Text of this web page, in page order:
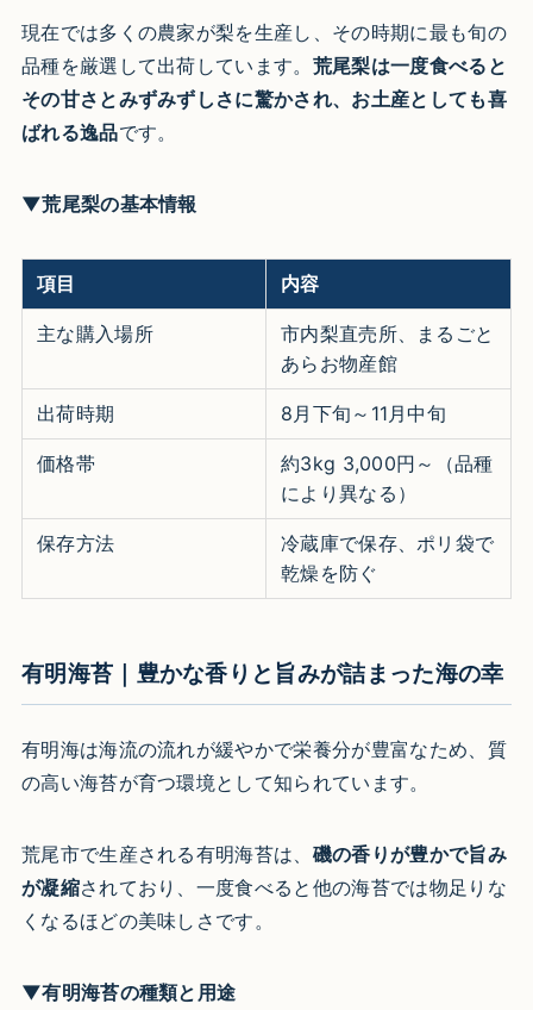
現在では多くの農家が梨を生産し、その時期に最も旬の
品種を厳選して出荷しています。 荒尾梨は一度食べると
その甘さとみずみずしさに驚かされ、お土産としても喜
ばれる逸品です。
▼荒尾梨の基本情報
項目 内容
主な購入場所
市内梨直売所、まるごと
あらお物産館
出荷時期 8月下旬～11月中旬
価格帯
約3kg 3,000円～（品種
により異なる）
保存方法
冷蔵庫で保存、ポリ袋で
乾燥を防ぐ
有明海苔｜豊かな香りと旨みが詰まった海の幸
有明海は海流の流れが緩やかで栄養分が豊富なため、質
の高い海苔が育つ環境として知られています。
荒尾市で生産される有明海苔は、 磯の香りが豊かで旨み
が凝縮されており、一度食べると他の海苔では物足りな
くなるほどの美味しさです。
▼有明海苔の種類と用途